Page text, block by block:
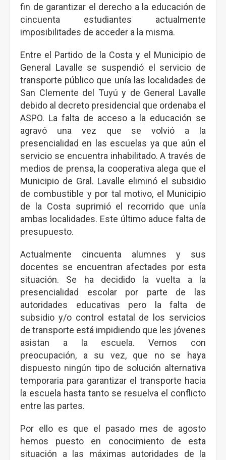
fin de garantizar el derecho a la educación de
cincuenta estudiantes actualmente
imposibilitades de acceder a la misma.
Entre el Partido de la Costa y el Municipio de
General Lavalle se suspendió el servicio de
transporte público que unía las localidades de
San Clemente del Tuyú y de General Lavalle
debido al decreto presidencial que ordenaba el
ASPO. La falta de acceso a la educación se
agravó una vez que se volvió a la
presencialidad en las escuelas ya que aún el
servicio se encuentra inhabilitado. A través de
medios de prensa, la cooperativa alega que el
Municipio de Gral. Lavalle eliminó el subsidio
de combustible y por tal motivo, el Municipio
de la Costa suprimió el recorrido que unía
ambas localidades. Este último aduce falta de
presupuesto.
Actualmente cincuenta alumnes y sus
docentes se encuentran afectades por esta
situación. Se ha decidido la vuelta a la
presencialidad escolar por parte de las
autoridades educativas pero la falta de
subsidio y/o control estatal de los servicios
de transporte está impidiendo que les jóvenes
asistan a la escuela. Vemos con
preocupación, a su vez, que no se haya
dispuesto ningún tipo de solución alternativa
temporaria para garantizar el transporte hacia
la escuela hasta tanto se resuelva el conflicto
entre las partes.
Por ello es que el pasado mes de agosto
hemos puesto en conocimiento de esta
situación a las máximas autoridades de la